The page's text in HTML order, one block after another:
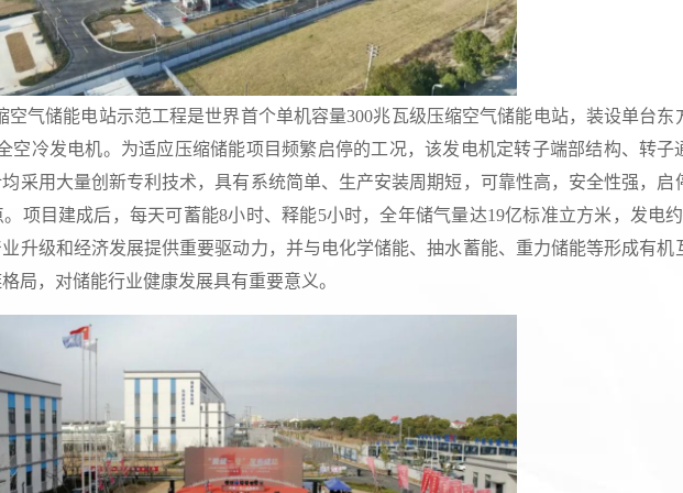
空气储能电站示范工程是世界首个单机容量300兆瓦级压缩空气储能电站，装设单台东
空冷发电机。为适应压缩储能项目频繁启停的工况，该发电机定转子端部结构、转子
采用大量创新专利技术，具有系统简单、生产安装周期短，可靠性高，安全性强，启
项目建成后，每天可蓄能8小时、释能5小时，全年储气量达19亿标准立方米，发电
升级和经济发展提供重要驱动力，并与电化学储能、抽水蓄能、重力储能等形成有机
局，对储能行业健康发展具有重要意义。